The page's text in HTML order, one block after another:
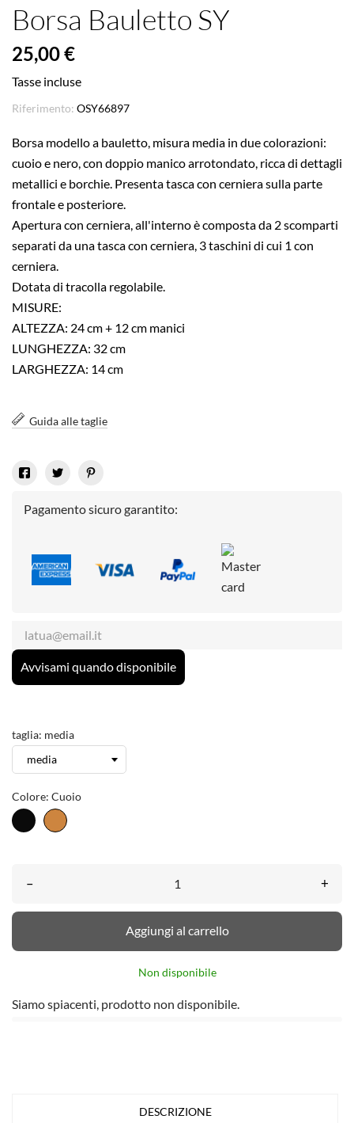
Borsa Bauletto SY
25,00 €
Tasse incluse
Riferimento: OSY66897
Borsa modello a bauletto, misura media in due colorazioni:
cuoio e nero, con doppio manico arrotondato, ricca di dettagli
metallici e borchie. Presenta tasca con cerniera sulla parte
frontale e posteriore.
Apertura con cerniera, all'interno è composta da 2 scomparti
separati da una tasca con cerniera, 3 taschini di cui 1 con
cerniera.
Dotata di tracolla regolabile.
MISURE:
ALTEZZA: 24 cm + 12 cm manici
LUNGHEZZA: 32 cm
LARGHEZZA: 14 cm
Guida alle taglie
Pagamento sicuro garantito:
Avvisami quando disponibile
taglia: media
Colore: Cuoio
Nero Cuoio
– +
Aggiungi al carrello
Non disponibile
Siamo spiacenti, prodotto non disponibile.
DESCRIZIONE